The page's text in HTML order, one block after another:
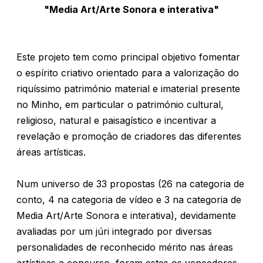
"Media Art/Arte Sonora e interativa"
Este projeto tem como principal objetivo fomentar
o espírito criativo orientado para a valorização do
riquíssimo património material e imaterial presente
no Minho, em particular o património cultural,
religioso, natural e paisagístico e incentivar a
revelação e promoção de criadores das diferentes
áreas artísticas.
Num universo de 33 propostas (26 na categoria de
conto, 4 na categoria de vídeo e 3 na categoria de
Media Art/Arte Sonora e interativa), devidamente
avaliadas por um júri integrado por diversas
personalidades de reconhecido mérito nas áreas